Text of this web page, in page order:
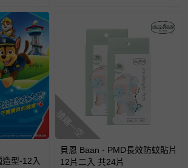
需加收。
日期，可於訂單個人資料內的查詢訂單內，
息為主。
請依正常流程檢查是否完好，若商品遇瑕疵
更換新品或退貨，請見：
退貨的辦理流程
號、商品訂購與資訊、購物流程、付款方
物金的使用、退貨及商品運送方式等有疑
媽咪愛客服中心 。
為海外同步代購，遇缺貨即會通知媽咪並協
。型-12入
搶購一空
貝恩 Baan - PMD長效防蚊貼片
12片二入 共24片